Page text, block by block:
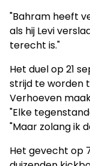
"Bahram heeft
als hij Levi
terecht is."
Het duel op 21
strijd te worden
Verhoeven
"Elke
"Maar zolang ik
Het gevecht op